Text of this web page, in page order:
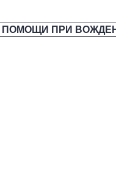
ПОМОЩИ ПРИ